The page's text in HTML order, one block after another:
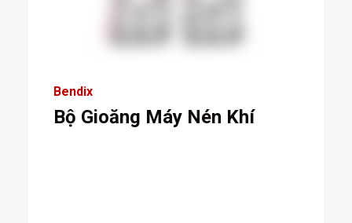
Bendix
Bộ Gioăng Máy Nén Khí